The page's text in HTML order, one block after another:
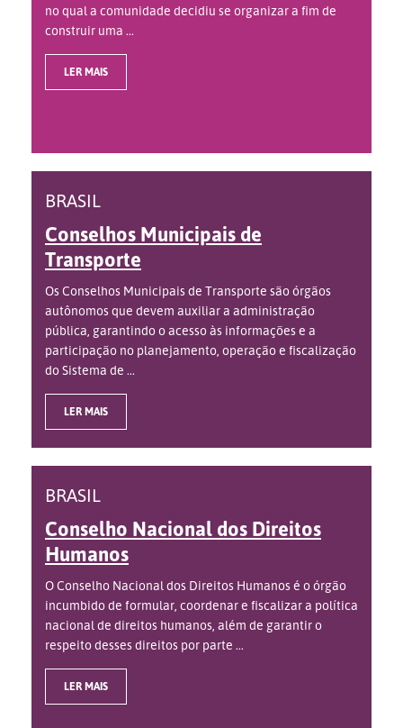
no qual a comunidade decidiu se organizar a fim de
construir uma ...
LER MAIS
BRASIL
Conselhos Municipais de
Transporte
Os Conselhos Municipais de Transporte são órgãos
autônomos que devem auxiliar a administração
pública, garantindo o acesso às informações e a
participação no planejamento, operação e fiscalização
do Sistema de ...
LER MAIS
BRASIL
Conselho Nacional dos Direitos
Humanos
O Conselho Nacional dos Direitos Humanos é o órgão
incumbido de formular, coordenar e fiscalizar a política
nacional de direitos humanos, além de garantir o
respeito desses direitos por parte ...
LER MAIS